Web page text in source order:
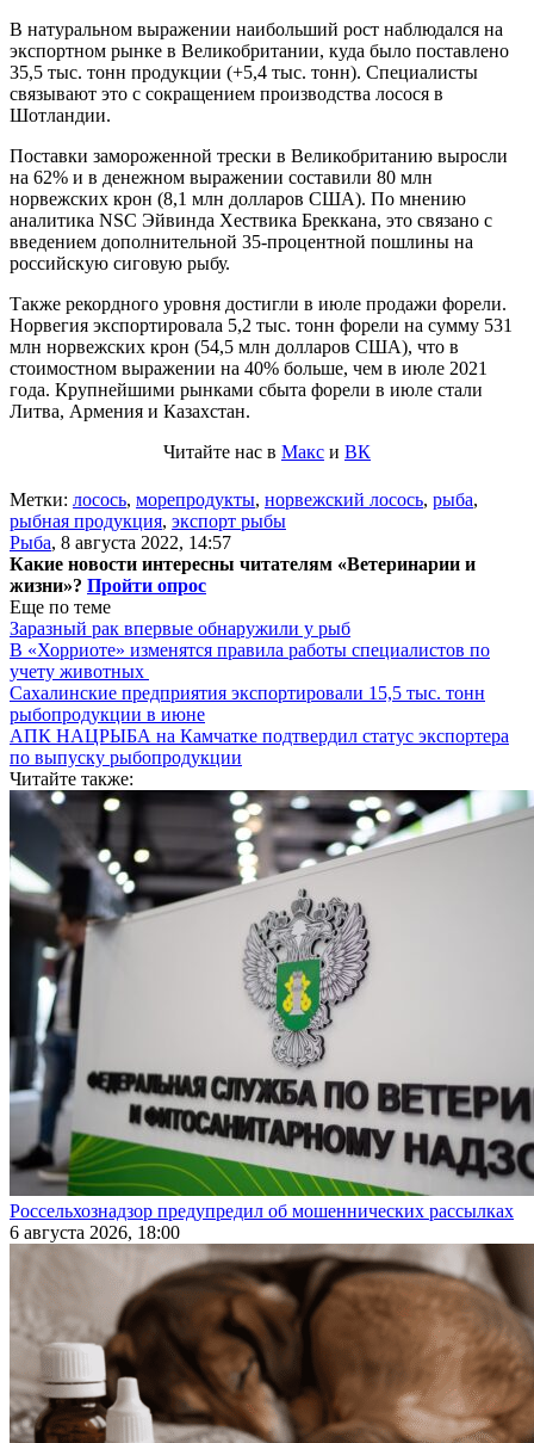
В натуральном выражении наибольший рост наблюдался на
экспортном рынке в Великобритании, куда было поставлено
35,5 тыс. тонн продукции (+5,4 тыс. тонн). Специалисты
связывают это с сокращением производства лосося в
Шотландии.
Поставки замороженной трески в Великобританию выросли
на 62% и в денежном выражении составили 80 млн
норвежских крон (8,1 млн долларов США). По мнению
аналитика NSC Эйвинда Хествика Бреккана, это связано с
введением дополнительной 35-процентной пошлины на
российскую сиговую рыбу.
Также рекордного уровня достигли в июле продажи форели.
Норвегия экспортировала 5,2 тыс. тонн форели на сумму 531
млн норвежских крон (54,5 млн долларов США), что в
стоимостном выражении на 40% больше, чем в июле 2021
года. Крупнейшими рынками сбыта форели в июле стали
Литва, Армения и Казахстан.
Читайте нас в Макс и ВК
Метки: лосось, морепродукты, норвежский лосось, рыба,
рыбная продукция, экспорт рыбы
Рыба, 8 августа 2022, 14:57
Какие новости интересны читателям «Ветеринарии и
жизни»? Пройти опрос
Еще по теме
Заразный рак впервые обнаружили у рыб
В «Хорриоте» изменятся правила работы специалистов по
учету животных
Сахалинские предприятия экспортировали 15,5 тыс. тонн
рыбопродукции в июне
АПК НАЦРЫБА на Камчатке подтвердил статус экспортера
по выпуску рыбопродукции
Читайте также:
Россельхознадзор предупредил об мошеннических рассылках
6 августа 2026, 18:00